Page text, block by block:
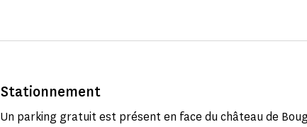
Stationnement
Un parking gratuit est présent en face du château de